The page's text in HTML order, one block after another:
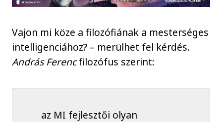
Vajon mi köze a filozófiának a mesterséges
intelligenciához? – merülhet fel kérdés.
András Ferencfilozófus szerint:
az MI fejlesztői olyan